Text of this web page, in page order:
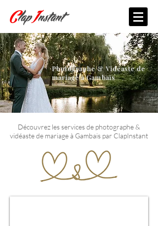
Photographe & Vidéaste de
mariage à Gambais
Découvrez les services de photographe &
vidéaste de mariage à Gambais par ClapInstant